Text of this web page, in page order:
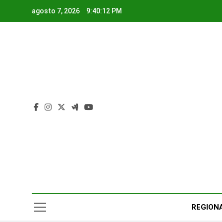
agosto 7, 2026 9:40:13 PM